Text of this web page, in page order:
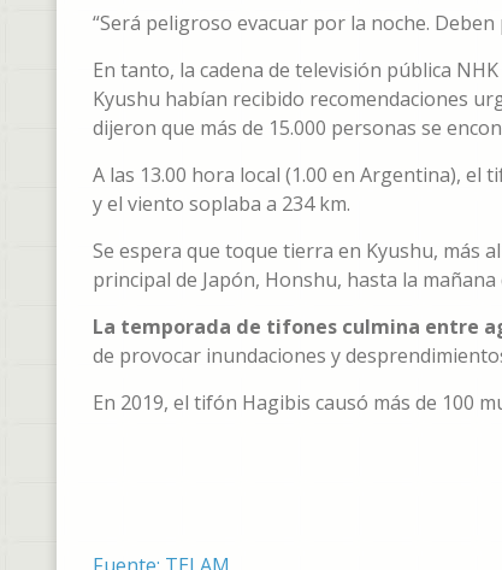
“Será peligroso evacuar por la noche.
En tanto, la cadena de televisión pública
Kyushu habían recibido recomendaciones
dijeron que más de 15.000 personas se
A las 13.00 hora local (1.00 en Argentina),
y el viento soplaba a 234 km.
Se espera que toque tierra en Kyushu, más
principal de Japón, Honshu, hasta la mañana
La temporada de tifones culmina entre
de provocar inundaciones y
En 2019, el tifón Hagibis causó más de 100